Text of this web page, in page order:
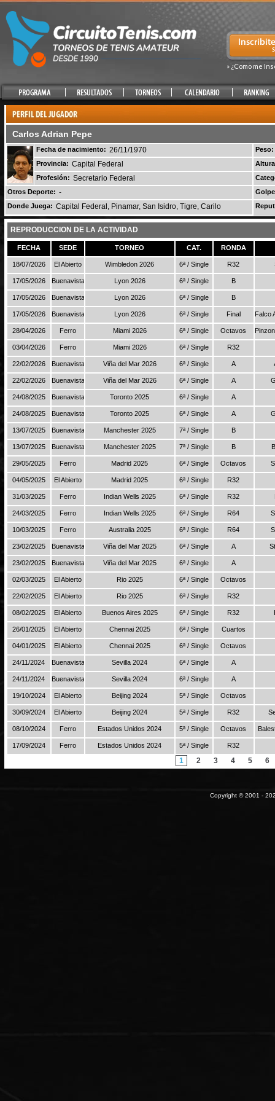
» ¿Como me
Carlos Adrian Pepe
Fecha de nacimiento: 26/11/1970
Peso:
Provincia: Capital Federal
Profesión: Secretario Federal
Otros Deporte: -
Donde Juega: Capital Federal, Pinamar, San Isidro, Tigre, Carilo
REPRODUCCION DE LA ACTIVIDAD
FECHA SEDE TORNEO CAT. RONDA
18/07/2026 El Abierto Wimbledon 2026 6ª / Single R32
17/05/2026 Buenavista Lyon 2026 6ª / Single B
17/05/2026 Buenavista Lyon 2026 6ª / Single B
17/05/2026 Buenavista Lyon 2026 6ª / Single Final Falco
28/04/2026 Ferro Miami 2026 6ª / Single Octavos
03/04/2026 Ferro Miami 2026 6ª / Single R32
22/02/2026 Buenavista Viña del Mar 2026 6ª / Single A
22/02/2026 Buenavista Viña del Mar 2026 6ª / Single A
24/08/2025 Buenavista Toronto 2025 6ª / Single A
24/08/2025 Buenavista Toronto 2025 6ª / Single A
13/07/2025 Buenavista Manchester 2025 7ª / Single B
13/07/2025 Buenavista Manchester 2025 7ª / Single B
29/05/2025 Ferro Madrid 2025 6ª / Single Octavos
04/05/2025 El Abierto Madrid 2025 6ª / Single R32
31/03/2025 Ferro Indian Wells 2025 6ª / Single R32
24/03/2025 Ferro Indian Wells 2025 6ª / Single R64
10/03/2025 Ferro Australia 2025 6ª / Single R64
23/02/2025 Buenavista Viña del Mar 2025 6ª / Single A
23/02/2025 Buenavista Viña del Mar 2025 6ª / Single A
02/03/2025 El Abierto Rio 2025 6ª / Single Octavos
22/02/2025 El Abierto Rio 2025 6ª / Single R32
08/02/2025 El Abierto Buenos Aires 2025 6ª / Single R32
26/01/2025 El Abierto Chennai 2025 6ª / Single Cuartos
04/01/2025 El Abierto Chennai 2025 6ª / Single Octavos
24/11/2024 Buenavista Sevilla 2024 6ª / Single A
24/11/2024 Buenavista Sevilla 2024 6ª / Single A
19/10/2024 El Abierto Beijing 2024 5ª / Single Octavos
30/09/2024 El Abierto Beijing 2024 5ª / Single R32
08/10/2024 Ferro Estados Unidos 2024 5ª / Single Octavos
17/09/2024 Ferro Estados Unidos 2024 5ª / Single R32
1 2 3 4 5 6
Copyright © 2001 -